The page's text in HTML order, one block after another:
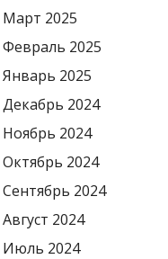
Март 2025
Февраль 2025
Январь 2025
Декабрь 2024
Ноябрь 2024
Октябрь 2024
Сентябрь 2024
Август 2024
Июль 2024